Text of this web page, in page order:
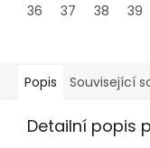
36
37 38 39
Popis Související
Detailní popis